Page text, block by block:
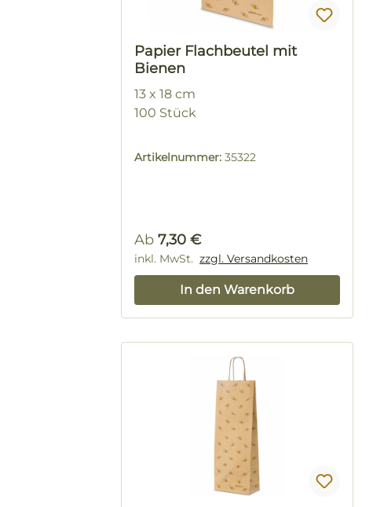
Papier Flachbeutel mit
Bienen
13 x 18 cm
100 Stück
Artikelnummer: 35322
Regulärer Preis:
Ab 7,30 €
inkl. MwSt. zzgl. Versandkosten
In den Warenkorb